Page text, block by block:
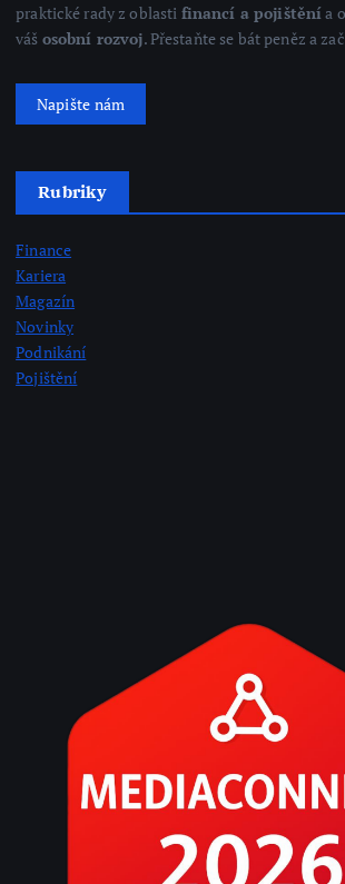
praktické rady z oblasti financí a pojištěnía
váš osobní rozvoj. Přestaňte se bát peněz a
Napište nám
Rubriky
Finance
Kariera
Magazín
Novinky
Podnikání
Pojištění